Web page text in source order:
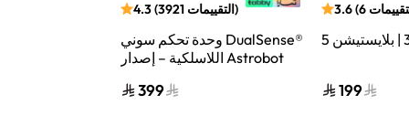
4.3(3921 التقييمات)
وحدة تحكم سوني DualSense®
اللاسلكية – إصدار Astrobot
399
3.6(6
199